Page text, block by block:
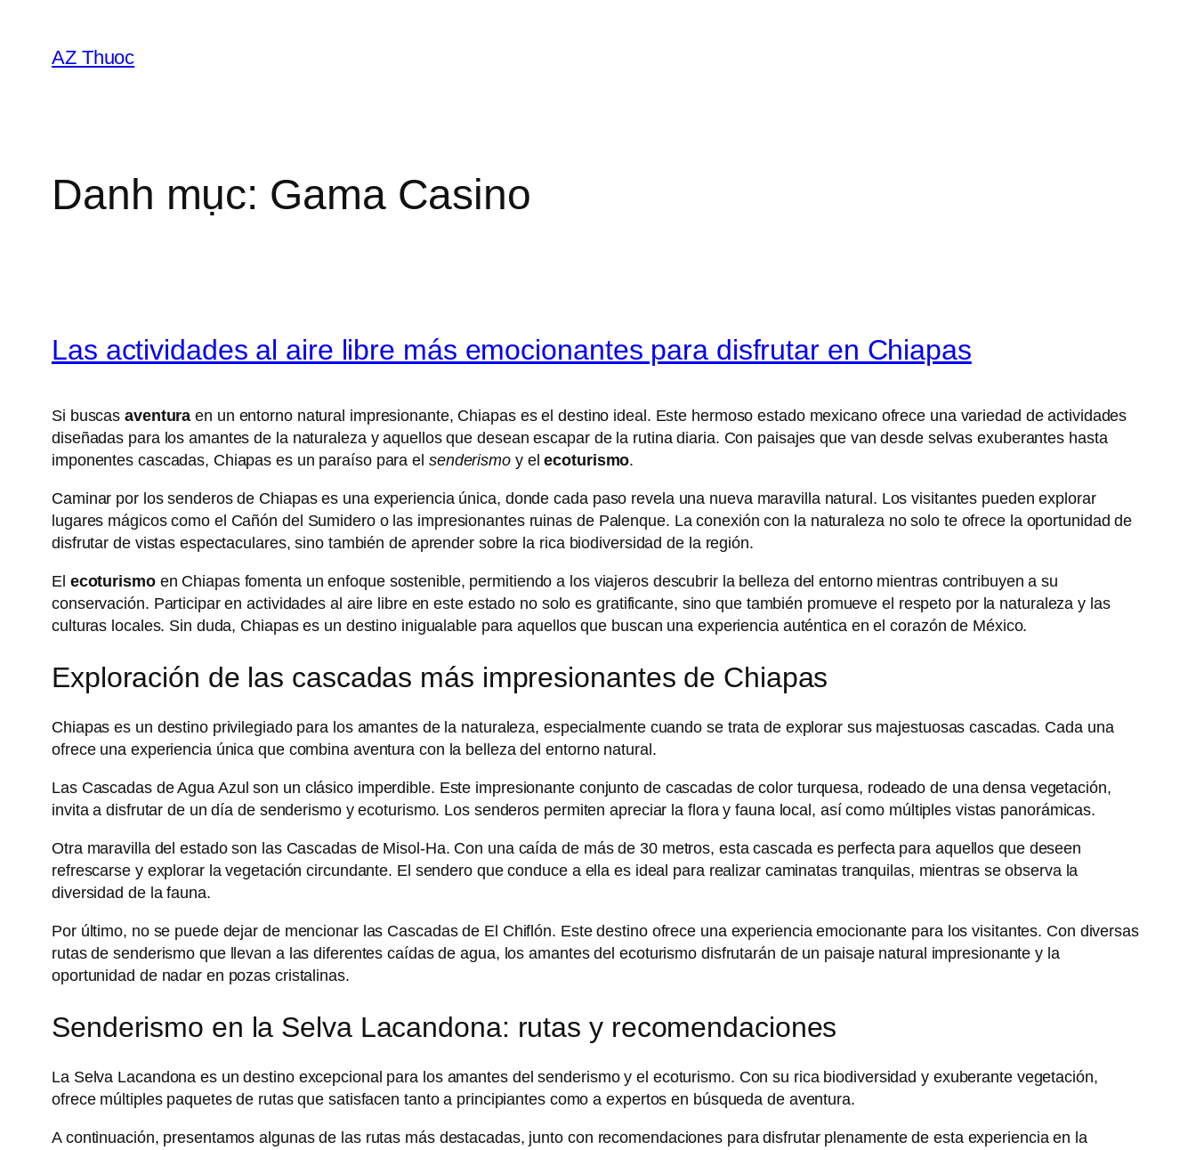
AZ Thuoc
Danh mục: Gama Casino
Las actividades al aire libre más emocionantes para disfrutar en Chiapas
Si buscas aventura en un entorno natural impresionante, Chiapas es el destino ideal. Este hermoso estado mexicano ofrece una variedad de actividades
diseñadas para los amantes de la naturaleza y aquellos que desean escapar de la rutina diaria. Con paisajes que van desde selvas exuberantes hasta
imponentes cascadas, Chiapas es un paraíso para el senderismoy elecoturismo.
Caminar por los senderos de Chiapas es una experiencia única, donde cada paso revela una nueva maravilla natural. Los visitantes pueden explorar
lugares mágicos como el Cañón del Sumidero o las impresionantes ruinas de Palenque. La conexión con la naturaleza no solo te ofrece la oportunidad de
disfrutar de vistas espectaculares, sino también de aprender sobre la rica biodiversidad de la región.
El ecoturismoen Chiapas fomenta un enfoque sostenible, permitiendo a los viajeros descubrir la belleza del entorno mientras contribuyen a su
conservación. Participar en actividades al aire libre en este estado no solo es gratificante, sino que también promueve el respeto por la naturaleza y las
culturas locales. Sin duda, Chiapas es un destino inigualable para aquellos que buscan una experiencia auténtica en el corazón de México.
Exploración de las cascadas más impresionantes de Chiapas
Chiapas es un destino privilegiado para los amantes de la naturaleza, especialmente cuando se trata de explorar sus majestuosas cascadas. Cada una
ofrece una experiencia única que combina aventura con la belleza del entorno natural.
Las Cascadas de Agua Azul son un clásico imperdible. Este impresionante conjunto de cascadas de color turquesa, rodeado de una densa vegetación,
invita a disfrutar de un día de senderismo y ecoturismo. Los senderos permiten apreciar la flora y fauna local, así como múltiples vistas panorámicas.
Otra maravilla del estado son las Cascadas de Misol-Ha. Con una caída de más de 30 metros, esta cascada es perfecta para aquellos que deseen
refrescarse y explorar la vegetación circundante. El sendero que conduce a ella es ideal para realizar caminatas tranquilas, mientras se observa la
diversidad de la fauna.
Por último, no se puede dejar de mencionar las Cascadas de El Chiflón. Este destino ofrece una experiencia emocionante para los visitantes. Con diversas
rutas de senderismo que llevan a las diferentes caídas de agua, los amantes del ecoturismo disfrutarán de un paisaje natural impresionante y la
oportunidad de nadar en pozas cristalinas.
Senderismo en la Selva Lacandona: rutas y recomendaciones
La Selva Lacandona es un destino excepcional para los amantes del senderismo y el ecoturismo. Con su rica biodiversidad y exuberante vegetación,
ofrece múltiples paquetes de rutas que satisfacen tanto a principiantes como a expertos en búsqueda de aventura.
A continuación, presentamos algunas de las rutas más destacadas, junto con recomendaciones para disfrutar plenamente de esta experiencia en la